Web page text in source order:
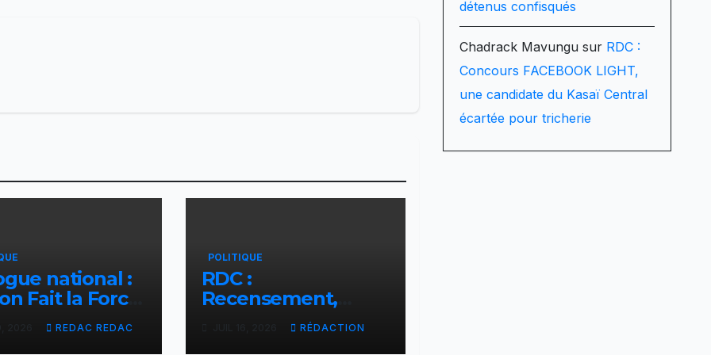
national :
Fait la Force
l’initiative
et
REDAC REDAC
POLITIQUE
RDC :
Recensement,
l’ONU rassure sur le
respect duRÉDACTION
détenus confisqués
Chadrack Mavungusur RDC :
Concours FACEBOOK LIGHT,
une candidate du Kasaï Central
écartée pour tricherie